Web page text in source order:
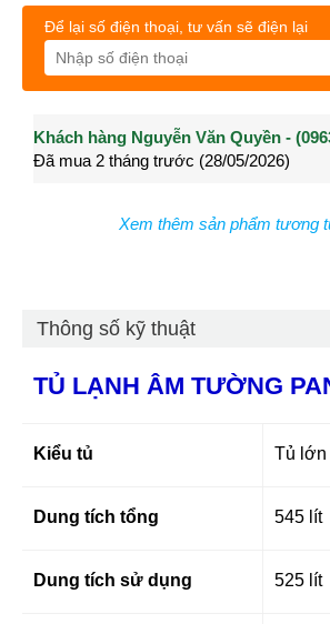
Để lại số điện thoại, tư vấn sẽ điện lại
Khách hàng Nguyễn Văn Quyền -
Đã mua 2 tháng trước (28/05/2026)
Khách hàng Nguyễn Thành Long -
Đã mua 3 tháng trước (27/04/2026)
Xem thêm sản phẩm tương
Thông số kỹ thuật
TỦ LẠNH ÂM TƯỜNG
Kiểu tủ Tủ lớn
Dung tích tổng 545 lít
Dung tích sử dụng 525 lít